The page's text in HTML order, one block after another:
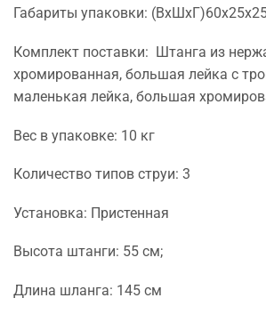
Габариты упаковки:
Комплект поставки: Штанга из
хромированная, большая лейка с
маленькая лейка, большая
Вес в упаковке: 10 кг
Количество типов струи: 3
Установка: Пристенная
Высота штанги: 55 см;
Длина шланга: 145 см